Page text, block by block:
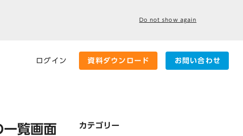
ログイン 資料ダウンロード お問い合わせ
Do not show again
覧画面
カテゴリー